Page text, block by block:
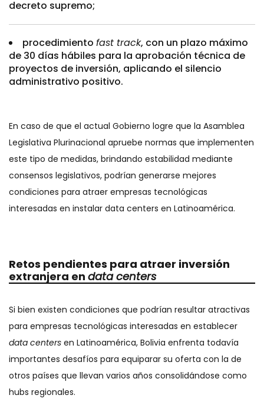
decreto supremo;
procedimiento fast track, con un plazo máximo
de 30 días hábiles para la aprobación técnica de
proyectos de inversión, aplicando el silencio
administrativo positivo.
En caso de que el actual Gobierno logre que la Asamblea
Legislativa Plurinacional apruebe normas que implementen
este tipo de medidas, brindando estabilidad mediante
consensos legislativos, podrían generarse mejores
condiciones para atraer empresas tecnológicas
interesadas en instalar data centers en Latinoamérica.
Retos pendientes para atraer inversión
extranjera en data centers
Si bien existen condiciones que podrían resultar atractivas
para empresas tecnológicas interesadas en establecer
data centers en Latinoamérica, Bolivia enfrenta todavía
importantes desafíos para equiparar su oferta con la de
otros países que llevan varios años consolidándose como
hubs regionales.